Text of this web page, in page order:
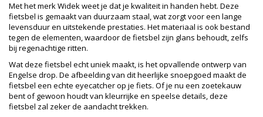
Met het merk Widek weet je dat je kwaliteit in handen hebt. Deze
fietsbel is gemaakt van duurzaam staal, wat zorgt voor een lange
levensduur en uitstekende prestaties. Het materiaal is ook bestand
tegen de elementen, waardoor de fietsbel zijn glans behoudt, zelfs
bij regenachtige ritten.
Wat deze fietsbel echt uniek maakt, is het opvallende ontwerp van
Engelse drop. De afbeelding van dit heerlijke snoepgoed maakt de
fietsbel een echte eyecatcher op je fiets. Of je nu een zoetekauw
bent of gewoon houdt van kleurrijke en speelse details, deze
fietsbel zal zeker de aandacht trekken.